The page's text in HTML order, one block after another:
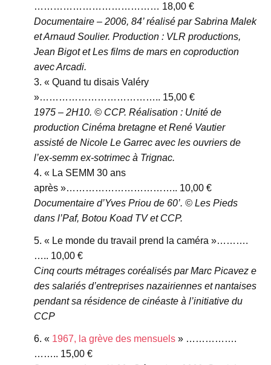
………………………………… 18,00 €
Documentaire – 2006, 84’ réalisé par Sabrina Malek
et Arnaud Soulier. Production : VLR productions,
Jean Bigot et Les films de mars en coproduction
avec Arcadi.
« Quand tu disais Valéry
»……………………………….. 15,00 €
1975 – 2H10. © CCP. Réalisation : Unité de
production Cinéma bretagne et René Vautier
assisté de Nicole Le Garrec avec les ouvriers de
l’ex-semm ex-sotrimec à Trignac.
« La SEMM 30 ans
après »…………………………….. 10,00 €
Documentaire d’Yves Priou de 60’. © Les Pieds
dans l’Paf, Botou Koad TV et CCP.
« Le monde du travail prend la caméra »……….
….. 10,00 €
Cinq courts métrages coréalisés par Marc Picavez e
des salariés d’entreprises nazairiennes et nantaises
pendant sa résidence de cinéaste à l’initiative du
CCP
« 1967, la grève des mensuels » …………….
…….. 15,00 €